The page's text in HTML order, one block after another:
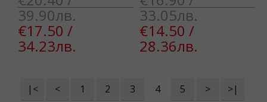
39.90лв.
€17.50 /
34.23лв.
33.05лв.
€14.50 /
28.36лв.
|< < 1 2 3 4 5 > >|